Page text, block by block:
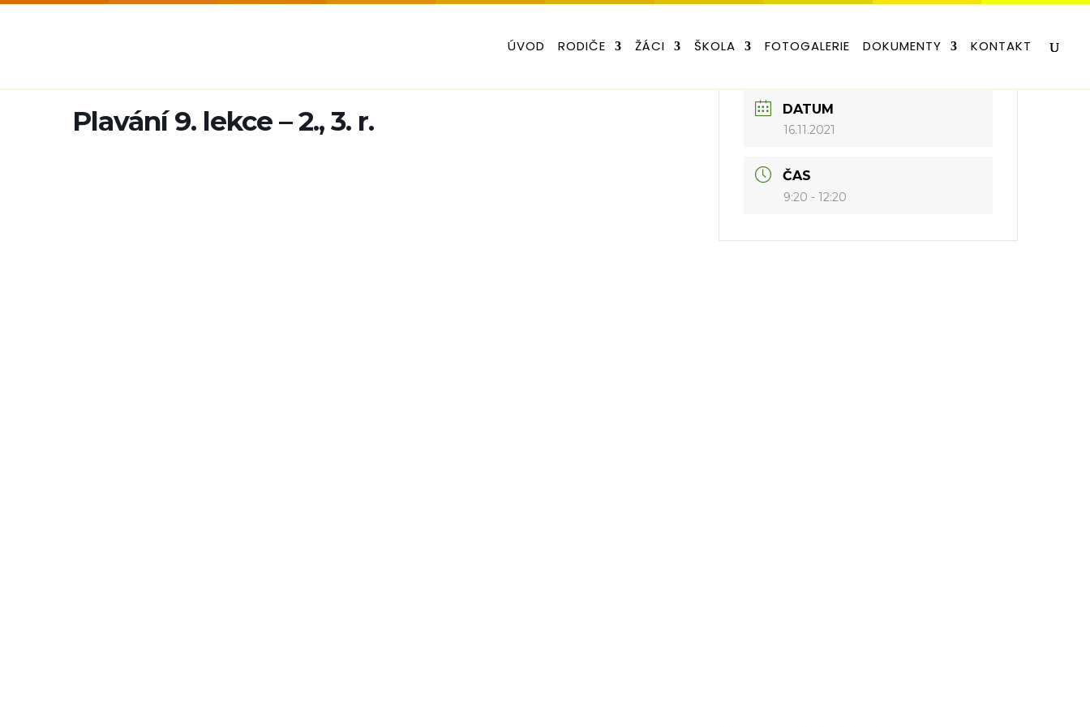
ÚVOD RODIČE ŽÁCI ŠKOLA FOTOGALERIE DOKUMENTY KONTAKT
Plavání 9. lekce – 2., 3. r. DATUM
16.11.2021
ČAS
9:20 - 12:20